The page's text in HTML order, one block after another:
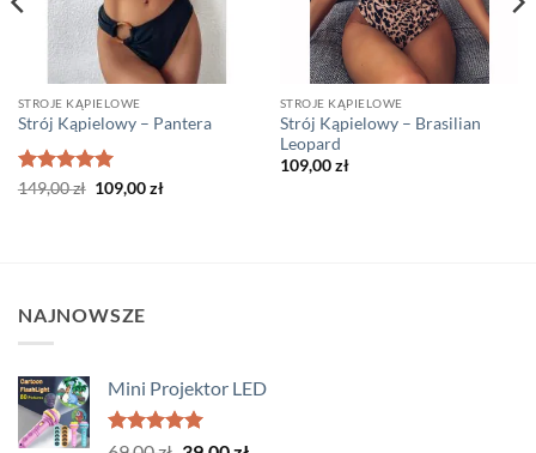
STROJE KĄPIELOWE
Strój Kąpielowy – Pantera
Oceniono5
149,00zł Pierwotna
cena
109,00złAktualna
STROJE KĄPIELOWE
Strój Kąpielowy – Brasilian
Leopard
109,00zł
NAJNOWSZE
Mini Projektor LED
Oceniono